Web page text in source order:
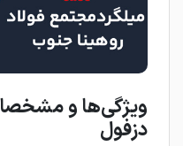
ویژگی‌ها و
دزفول